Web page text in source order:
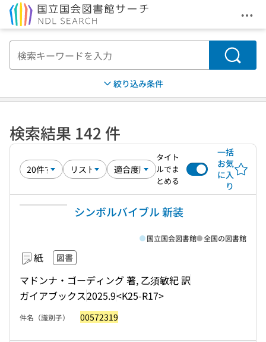
メ
検索
絞り込み条件
検索結果 142 件
タイト
ルでま
とめる
一括
お気
に入
り
シンボルバイブル 新装
紙 図書
マドンナ・ゴーディング 著, 乙須敏紀 訳
ガイアブックス2025.9<K25-R17>
国立国会図書館 全国の図書館
件名（識別子） 00572319